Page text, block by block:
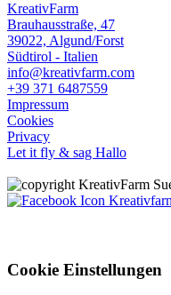
KreativFarm
Brauhausstraße, 47
39022, Algund/Forst
Südtirol - Italien
info@kreativfarm.com
+39 371 6487559
Impressum
Cookies
Privacy
Let it fly & sag Hallo
Cookie Einstellungen